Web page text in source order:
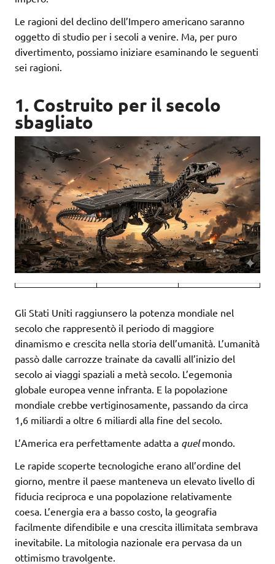
Le ragioni del declino dell’Impero americano saranno
oggetto di studio per i secoli a venire. Ma, per puro
divertimento, possiamo iniziare esaminando le seguenti
sei ragioni.
1. Costruito per il secolo
sbagliato
Gli Stati Uniti raggiunsero la potenza mondiale nel
secolo che rappresentò il periodo di maggiore
dinamismo e crescita nella storia dell’umanità. L’umanità
passò dalle carrozze trainate da cavalli all’inizio del
secolo ai viaggi spaziali a metà secolo. L’egemonia
globale europea venne infranta. E la popolazione
mondiale crebbe vertiginosamente, passando da circa
1,6 miliardi a oltre 6 miliardi alla fine del secolo.
L’America era perfettamente adatta a quelmondo.
Le rapide scoperte tecnologiche erano all’ordine del
giorno, mentre il paese manteneva un elevato livello di
fiducia reciproca e una popolazione relativamente
coesa. L’energia era a basso costo, la geografia
facilmente difendibile e una crescita illimitata sembrava
inevitabile. La mitologia nazionale era pervasa da un
ottimismo travolgente.